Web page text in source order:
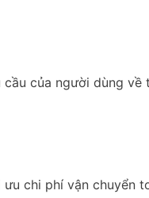
của người dùng
chi phí vận chuyển